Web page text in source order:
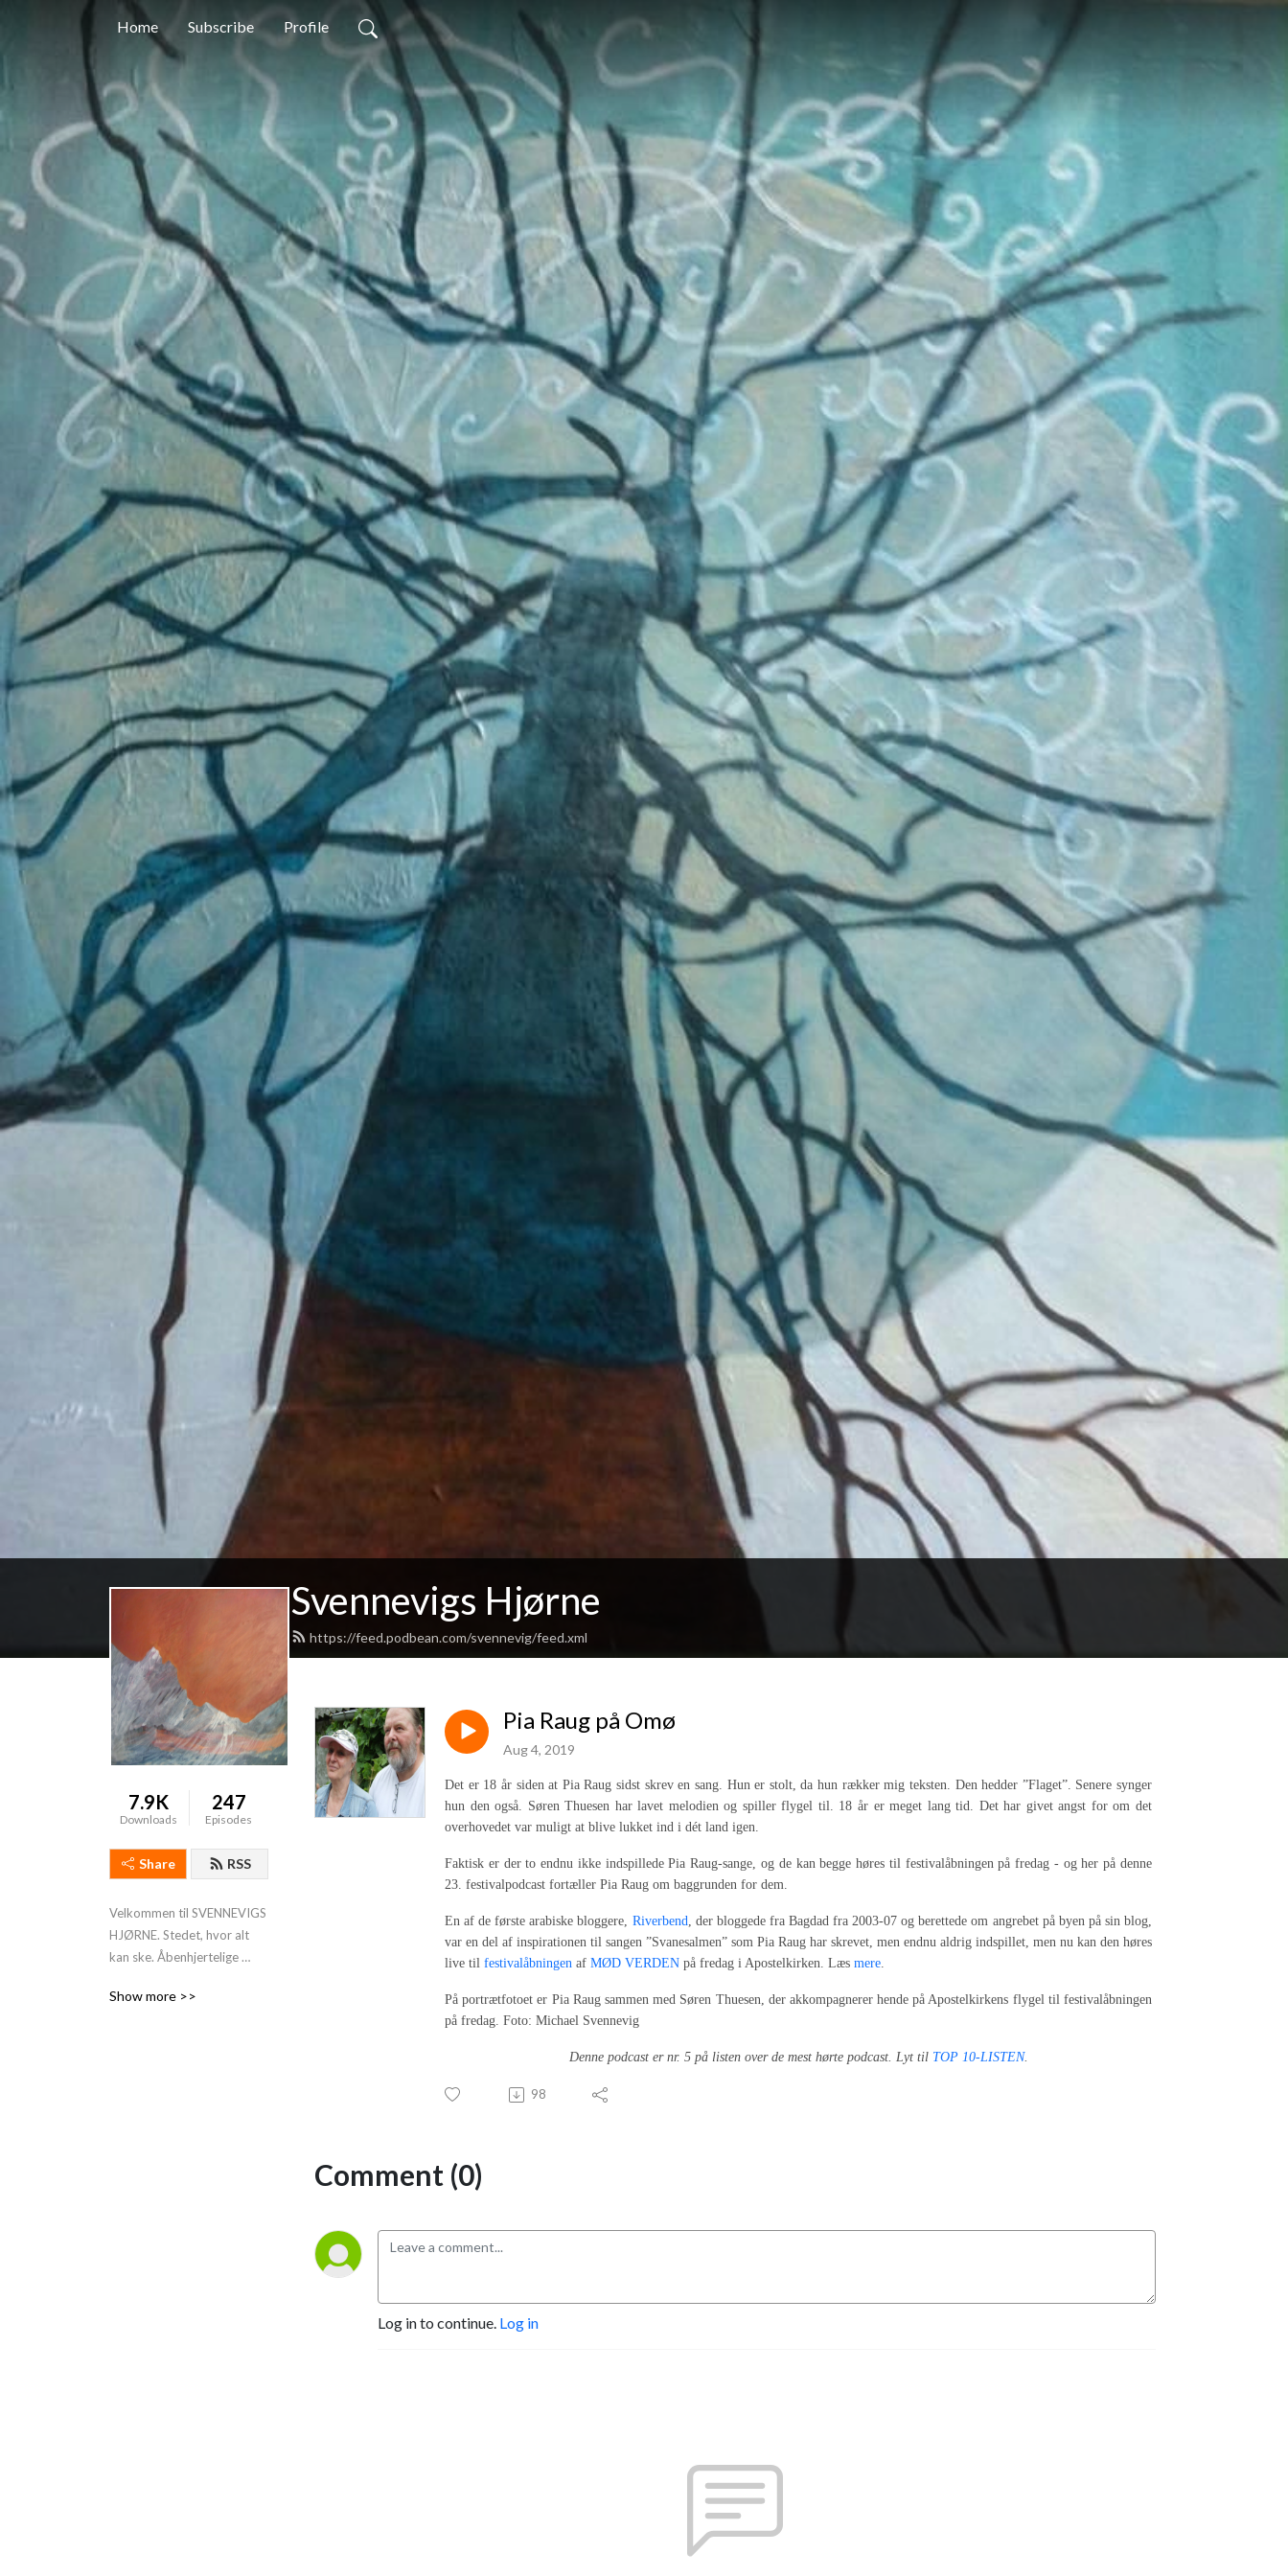
Home Subscribe Profile
Svennevigs Hjørne
https://feed.podbean.com/svennevig/feed.xml
7.9K
Downloads
247
Episodes
Share RSS
Velkommen til SVENNEVIGS
HJØRNE. Stedet, hvor alt
kan ske. Åbenhjertelige
røverhistorier. Det hele
Show more >>
Pia Raug på Omø
Aug 4, 2019
Det er 18 år siden at Pia Raug sidst skrev en sang. Hun er stolt, da hun rækker mig teksten. Den hedder ”Flaget”. Senere synger
hun den også. Søren Thuesen har lavet melodien og spiller flygel til. 18 år er meget lang tid. Det har givet angst for om det
overhovedet var muligt at blive lukket ind i dét land igen.
Faktisk er der to endnu ikke indspillede Pia Raug-sange, og de kan begge høres til festivalåbningen på fredag - og her på denne
23. festivalpodcast fortæller Pia Raug om baggrunden for dem.
En af de første arabiske bloggere, Riverbend, der bloggede fra Bagdad fra 2003-07 og berettede om angrebet på byen på sin blog,
var en del af inspirationen til sangen ”Svanesalmen” som Pia Raug har skrevet, men endnu aldrig indspillet, men nu kan den høres
live til festivalåbningen af MØD VERDEN på fredag i Apostelkirken. Læs mere.
På portrætfotoet er Pia Raug sammen med Søren Thuesen, der akkompagnerer hende på Apostelkirkens flygel til festivalåbningen
på fredag. Foto: Michael Svennevig
Denne podcast er nr. 5 på listen over de mest hørte podcast. Lyt til TOP 10-LISTEN.
98
Comment (0)
Log in to continue. Log in